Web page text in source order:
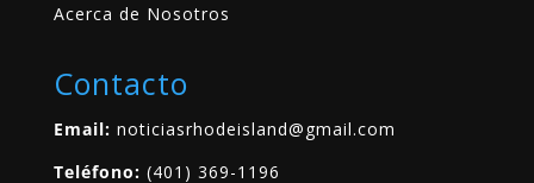
Acerca de Nosotros
Contacto
Email: noticiasrhodeisland@gmail.com
Teléfono: (401) 369-1196